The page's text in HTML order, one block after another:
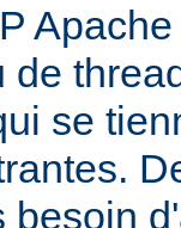
de
se
besoin